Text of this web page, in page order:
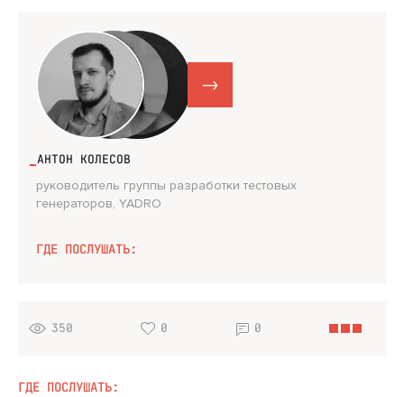
->
АНТОН КОЛЕСОВ
руководитель группы разработки тестовых
генераторов, YADRO
ГДЕ ПОСЛУШАТЬ:
350 0 0
ГДЕ ПОСЛУШАТЬ: